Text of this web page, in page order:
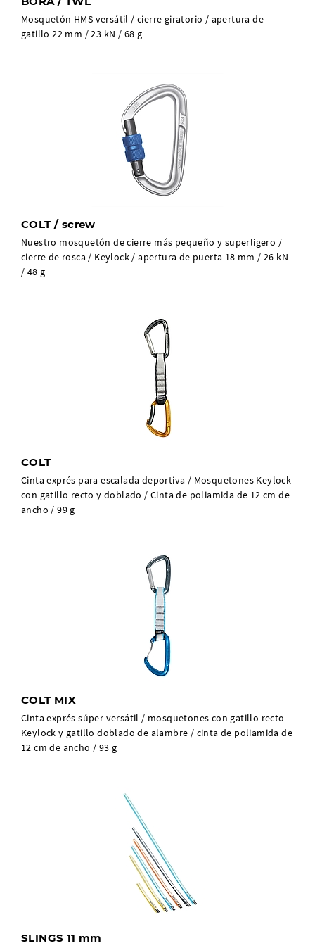
Mosquetón HMS versátil / cierre giratorio / apertura de
gatillo 22 mm / 23 kN / 68 g
COLT / screw
Nuestro mosquetón de cierre más pequeño y superligero /
cierre de rosca / Keylock / apertura de puerta 18 mm / 26 kN
/ 48 g
COLT
Cinta exprés para escalada deportiva / Mosquetones Keylock
con gatillo recto y doblado / Cinta de poliamida de 12 cm de
ancho / 99 g
COLT MIX
Cinta exprés súper versátil / mosquetones con gatillo recto
Keylock y gatillo doblado de alambre / cinta de poliamida de
12 cm de ancho / 93 g
SLINGS 11 mm